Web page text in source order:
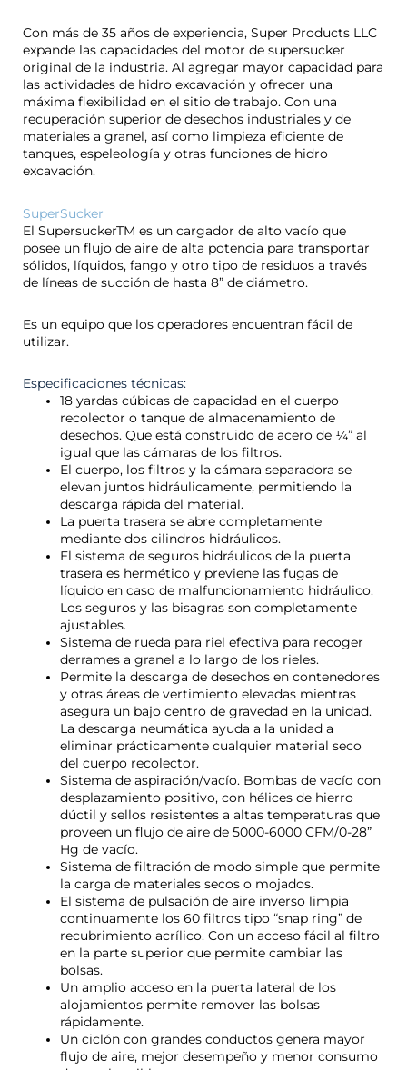
Con más de 35 años de experiencia, Super Products LLC
expande las capacidades del motor de supersucker
original de la industria. Al agregar mayor capacidad para
las actividades de hidro excavación y ofrecer una
máxima flexibilidad en el sitio de trabajo. Con una
recuperación superior de desechos industriales y de
materiales a granel, así como limpieza eficiente de
tanques, espeleología y otras funciones de hidro
excavación.
SuperSucker
El SupersuckerTM es un cargador de alto vacío que
posee un flujo de aire de alta potencia para transportar
sólidos, líquidos, fango y otro tipo de residuos a través
de líneas de succión de hasta 8” de diámetro.
Es un equipo que los operadores encuentran fácil de
utilizar.
Especificaciones técnicas:
18 yardas cúbicas de capacidad en el cuerpo
recolector o tanque de almacenamiento de
desechos. Que está construido de acero de ¼” al
igual que las cámaras de los filtros.
El cuerpo, los filtros y la cámara separadora se
elevan juntos hidráulicamente, permitiendo la
descarga rápida del material.
La puerta trasera se abre completamente
mediante dos cilindros hidráulicos.
El sistema de seguros hidráulicos de la puerta
trasera es hermético y previene las fugas de
líquido en caso de malfuncionamiento hidráulico.
Los seguros y las bisagras son completamente
ajustables.
Sistema de rueda para riel efectiva para recoger
derrames a granel a lo largo de los rieles.
Permite la descarga de desechos en contenedores
y otras áreas de vertimiento elevadas mientras
asegura un bajo centro de gravedad en la unidad.
La descarga neumática ayuda a la unidad a
eliminar prácticamente cualquier material seco
del cuerpo recolector.
Sistema de aspiración/vacío. Bombas de vacío con
desplazamiento positivo, con hélices de hierro
dúctil y sellos resistentes a altas temperaturas que
proveen un flujo de aire de 5000-6000 CFM/0-28”
Hg de vacío.
Sistema de filtración de modo simple que permite
la carga de materiales secos o mojados.
El sistema de pulsación de aire inverso limpia
continuamente los 60 filtros tipo “snap ring” de
recubrimiento acrílico. Con un acceso fácil al filtro
en la parte superior que permite cambiar las
bolsas.
Un amplio acceso en la puerta lateral de los
alojamientos permite remover las bolsas
rápidamente.
Un ciclón con grandes conductos genera mayor
flujo de aire, mejor desempeño y menor consumo